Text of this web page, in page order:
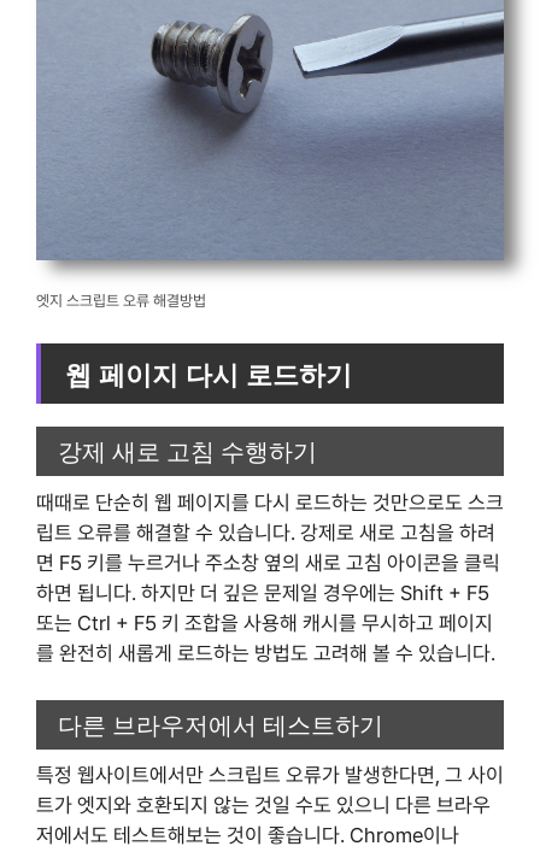
엣지 스크립트 오류 해결방법
웹 페이지 다시 로드하기
강제 새로 고침 수행하기
때때로 단순히 웹 페이지를 다시 로드하는 것만으로도 스크
립트 오류를 해결할 수 있습니다. 강제로 새로 고침을 하려
면 F5 키를 누르거나 주소창 옆의 새로 고침 아이콘을 클릭
하면 됩니다. 하지만 더 깊은 문제일 경우에는 Shift + F5
또는 Ctrl + F5 키 조합을 사용해 캐시를 무시하고 페이지
를 완전히 새롭게 로드하는 방법도 고려해 볼 수 있습니다.
다른 브라우저에서 테스트하기
특정 웹사이트에서만 스크립트 오류가 발생한다면, 그 사이
트가 엣지와 호환되지 않는 것일 수도 있으니 다른 브라우
저에서도 테스트해보는 것이 좋습니다. Chrome이나